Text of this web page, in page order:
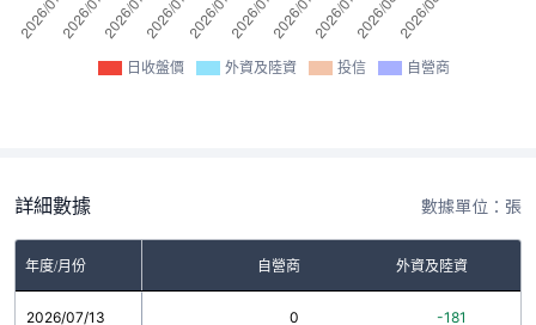
日收盤價 外資及陸資 投信 自營商
詳細數據 數據單位：張
年度/月份 自營商 外資及陸資
2026/07/13 0 -181